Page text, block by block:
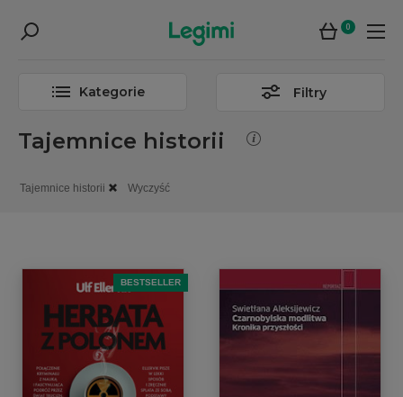
0
Kategorie Filtry
Tajemnice historii
Tajemnice historii Wyczyść
BESTSELLER